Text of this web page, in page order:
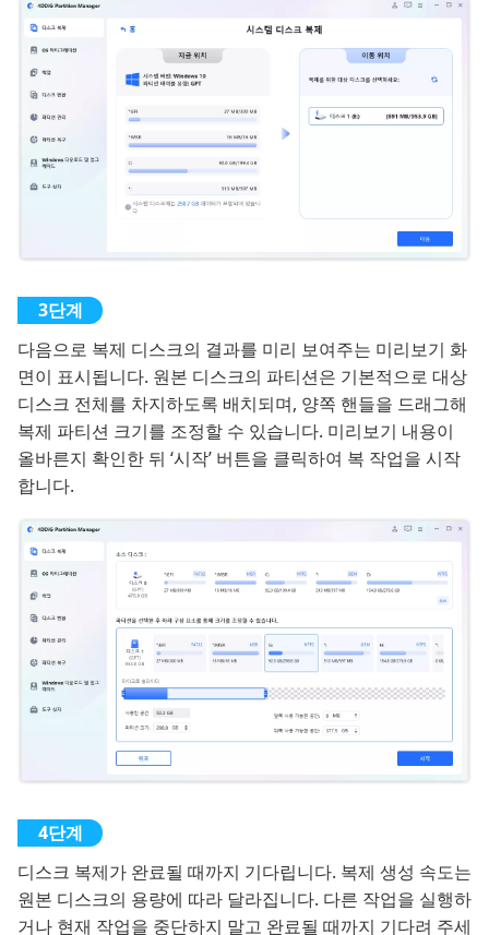
다음으로 복제 디스크의 결과를 미리 보여주는 미리보기 화
면이 표시됩니다. 원본 디스크의 파티션은 기본적으로 대상
디스크 전체를 차지하도록 배치되며, 양쪽 핸들을 드래그해
복제 파티션 크기를 조정할 수 있습니다. 미리보기 내용이
올바른지 확인한 뒤 ‘시작’ 버튼을 클릭하여 복 작업을 시작
합니다.
디스크 복제가 완료될 때까지 기다립니다. 복제 생성 속도는
원본 디스크의 용량에 따라 달라집니다. 다른 작업을 실행하
거나 현재 작업을 중단하지 말고 완료될 때까지 기다려 주세